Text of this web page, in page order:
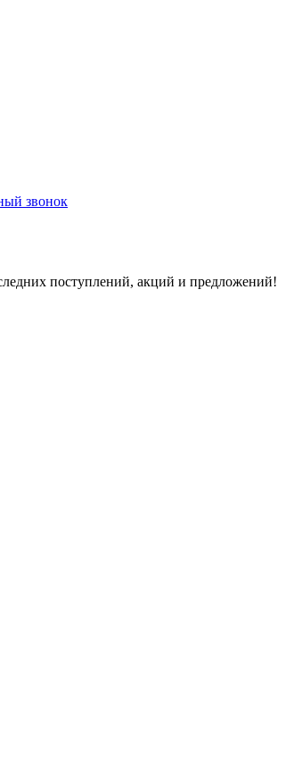
звонок
поступлений, акций и предложений!